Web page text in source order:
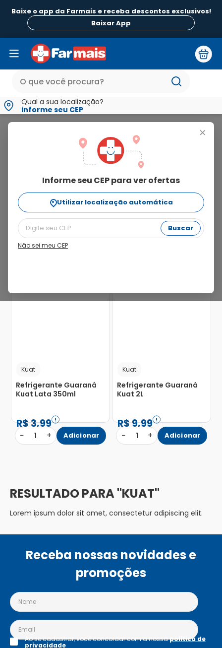
Baixe o app da Farmais e receba descontos exclusivos!
Baixar App
Qual a sua localização?
informe seu CEP
+
Informe seu CEP para ver ofertas
Utilizar localização automática
Buscar
Não sei meu CEP
Ordenar Por
relevância
Kuat
Refrigerante Guaraná
Kuat Lata 350ml
R$3,99
− 1 + Adicionar
Kuat
Refrigerante Guaraná
Kuat 2L
R$9,99
− 1 + Adicionar
KUAT
Lorem ipsum dolor sit amet, consectetur adipiscing elit.
Receba nossas novidades e
promoções
Ao se cadastrar, você concordar com a nossapolítica de
privacidade